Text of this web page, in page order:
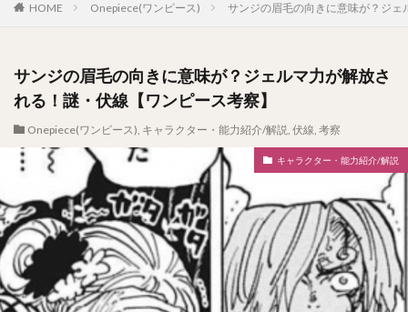
HOME Onepiece(ワンピース) サンジの眉毛の向きに意味が？ジ
サンジの眉毛の向きに意味が？ジェルマ力が解放さ
れる！謎・伏線【ワンピース考察】
Onepiece(ワンピース), キャラクター・能力紹介/解説, 伏線, 考察
キャラクター・能力紹介/解説